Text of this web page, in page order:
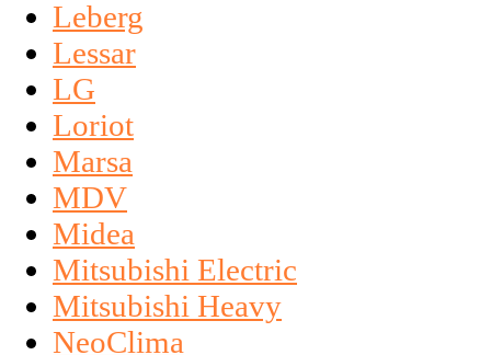
Leberg
Lessar
LG
Loriot
Marsa
MDV
Midea
Mitsubishi Electric
Mitsubishi Heavy
NeoClima